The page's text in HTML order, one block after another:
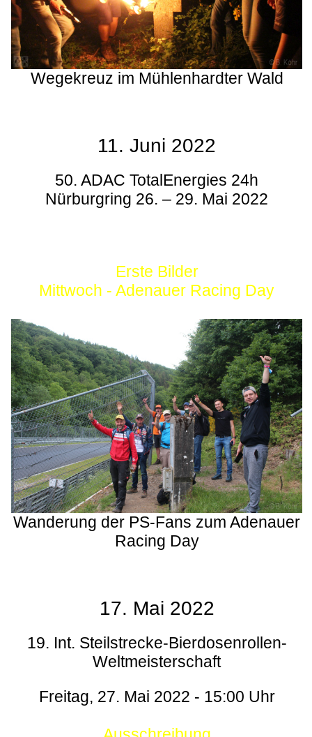
Wegekreuz im Mühlenhardter Wald
11. Juni 2022
50. ADAC TotalEnergies 24h
Nürburgring 26. – 29. Mai 2022
Erste Bilder
Mittwoch - Adenauer Racing Day
Wanderung der PS-Fans zum Adenauer
Racing Day
17. Mai 2022
19. Int. Steilstrecke-Bierdosenrollen-
Weltmeisterschaft
Freitag, 27. Mai 2022 - 15:00 Uhr